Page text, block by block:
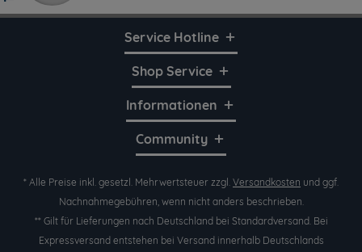
Service Hotline
Shop Service
Informationen
Community
* Alle Preise inkl. gesetzl. Mehrwertsteuer zzgl. Versandkosten und ggf.
Nachnahmegebühren, wenn nicht anders beschrieben.
** Gilt für Lieferungen nach Deutschland bei Standardversand. Bei
Expressversand entstehen bei Versand innerhalb Deutschlands